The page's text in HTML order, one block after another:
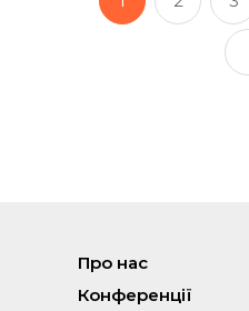
Про нас
Конференції